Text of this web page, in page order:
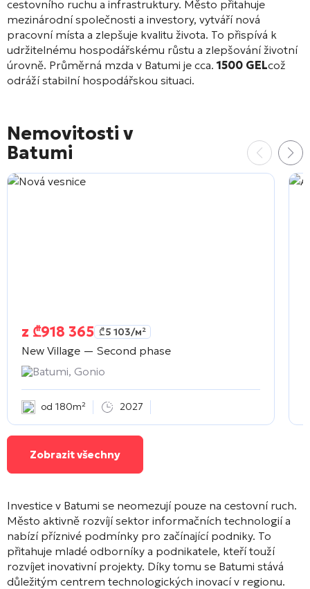
cestovního ruchu a infrastruktury. Město přitahuje
mezinárodní společnosti a investory, vytváří nová
pracovní místa a zlepšuje kvalitu života. To přispívá k
udržitelnému hospodářskému růstu a zlepšování životní
úrovně. Průměrná mzda v Batumi je cca. 1500 GELcož
odráží stabilní hospodářskou situaci.
Nemovitosti v
Batumi
z ₾918 365 ₾5 103/м²
New Village — Second phase
Batumi, Gonio
od 180m² 2027
Zobrazit všechny
Investice v Batumi se neomezují pouze na cestovní ruch.
Město aktivně rozvíjí sektor informačních technologií a
nabízí příznivé podmínky pro začínající podniky. To
přitahuje mladé odborníky a podnikatele, kteří touží
rozvíjet inovativní projekty. Díky tomu se Batumi stává
důležitým centrem technologických inovací v regionu.